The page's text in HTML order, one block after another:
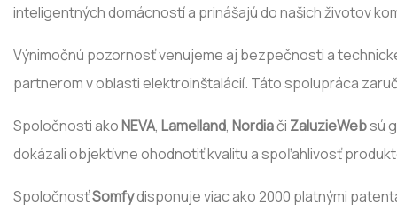
inteligentných domácností a prinášajú do našich životov
Výnimočnú pozornosť venujeme aj bezpečnosti a
partnerom v oblasti elektroinštalácií. Táto spolupráca
Spoločnosti akoNEVA, Lamelland, Nordiači ZaluzieWebsú
dokázali objektívne ohodnotiť kvalitu a spoľahlivosť
SpoločnosťSomfydisponuje viac ako 2000 platnými